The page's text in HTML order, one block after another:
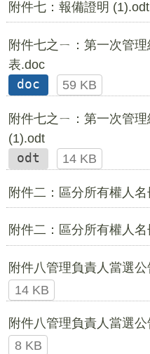
附件七：報備證明 (1).odt
附件七之ㄧ：第一次管
表.doc
doc
59 KB
附件七之ㄧ：第一次管
(1).odt
odt
14 KB
附件二：區分所有權人
附件二：區分所有權人
附件八管理負責人當選
14 KB
附件八管理負責人當選
8 KB